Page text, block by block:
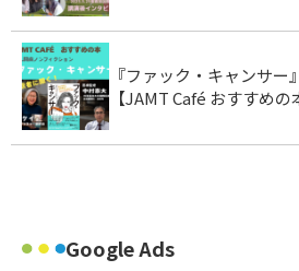
『ファック・キャンサー
【JAMT Café おすすめの
Google Ads